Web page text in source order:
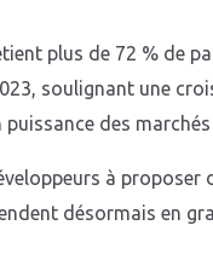
plus de 72 % de
soulignant une
des
à
désormais en